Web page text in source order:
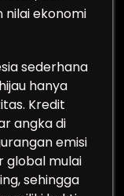
nilai ekonomi
sederhana
hanya
Kredit
angka di
emisi
global mulai
sehingga